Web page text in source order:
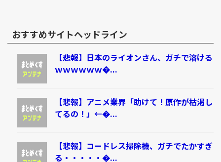
おすすめサイトヘッドライン
【悲報】日本のライオンさん、ガチで溶ける
ｗｗｗｗｗｗ�...
【悲報】アニメ業界「助けて！原作が枯渇し
てるの！」←�...
【悲報】コードレス掃除機、ガチでたかすぎ
る・・・・・�...